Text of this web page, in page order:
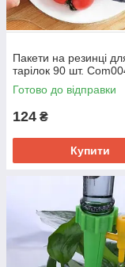
Пакети на резинці
тарілок 90 шт.
Готово до відправки
124 ₴
Купити